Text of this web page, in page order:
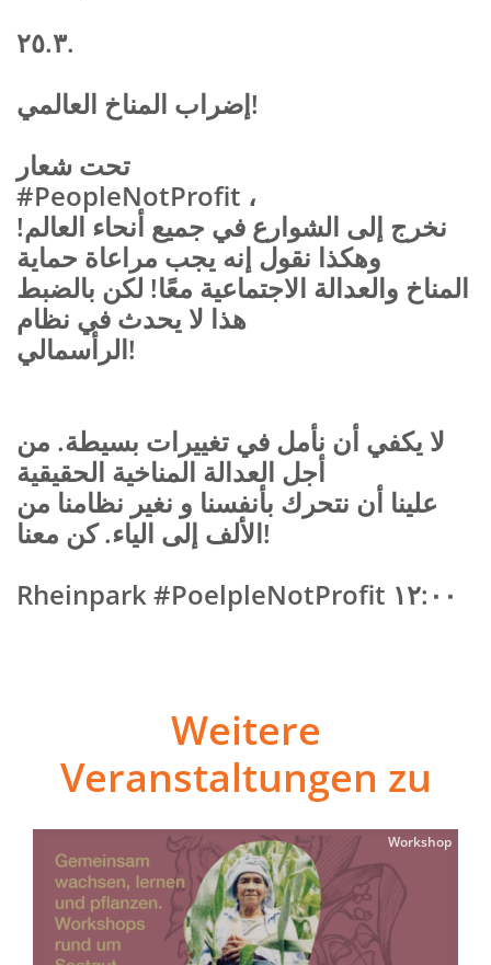
٢٥.٣.
إضراب المناخ العالمي!
تحت شعار
#PeopleNotProfit ،
نخرج إلى الشوارع في جميع أنحاء العالم!
وهكذا نقول إنه يجب مراعاة حماية
المناخ والعدالة الاجتماعية معًا! لكن بالضبط
هذا لا يحدث في نظام
الرأسمالي!
لا يكفي أن نأمل في تغييرات بسيطة. من
أجل العدالة المناخية الحقيقية
علينا أن نتحرك بأنفسنا و نغير نظامنا من
الألف إلى الياء. كن معنا!
Rheinpark #PoelpleNotProfit ١٢:٠٠
Weitere
Veranstaltungen zu
Workshop